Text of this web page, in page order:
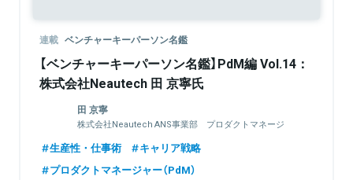
連載 ベンチャーキーパーソン名鑑
【ベンチャーキーパーソン名鑑】PdM編 Vol.14：
株式会社Neautech 田 京寧氏
田 京寧
株式会社Neautech ANS事業部 プロダクトマネージ
生産性・仕事術
キャリア戦略
プロダクトマネージャー（PdM）